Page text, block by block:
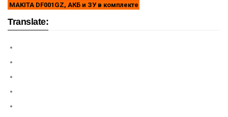
MAKITA DF001GZ, АКБ и ЗУ в комплекте
Translate: